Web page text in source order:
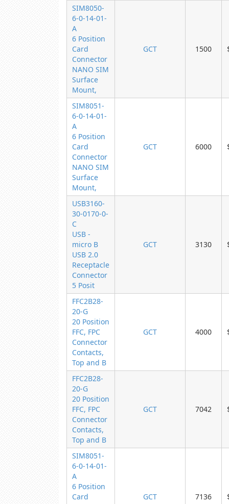
SIM8050-
6-0-14-01-
A
6 Position
Card
Connector
NANO SIM
Surface
Mount,
GCT 1500
SIM8051-
6-0-14-01-
A
6 Position
Card
Connector
NANO SIM
Surface
Mount,
GCT 6000
USB3160-
30-0170-0-
C
USB -
micro B
USB 2.0
Receptacle
Connector
5 Posit
GCT 3130
FFC2B28-
20-G
20 Position
FFC, FPC
Connector
Contacts,
Top and B
GCT 4000
FFC2B28-
20-G
20 Position
FFC, FPC
Connector
Contacts,
Top and B
GCT 7042
SIM8051-
6-0-14-01-
A
6 Position
Card
GCT 7136